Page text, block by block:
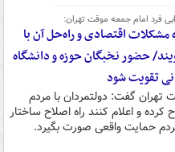
فرد امام جمعه موقت تهران:
مشکلات اقتصادی و راه‌حل آن با
حضور نخبگان حوزه و دانشگاه
تقویت شود
تهران گفت: دولتمردان با مردم
و اعلام کنند راه اصلاح ساختار
حمایت واقعی صورت بگیرد.